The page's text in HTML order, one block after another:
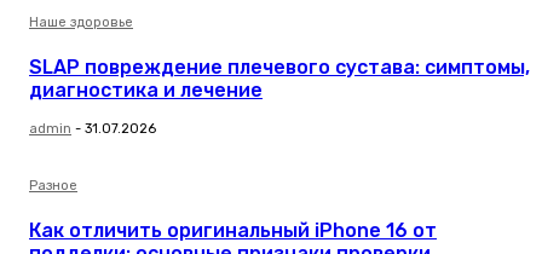
Наше здоровье
SLAP повреждение плечевого сустава: симптомы,
диагностика и лечение
admin - 31.07.2026
Разное
Как отличить оригинальный iPhone 16 от